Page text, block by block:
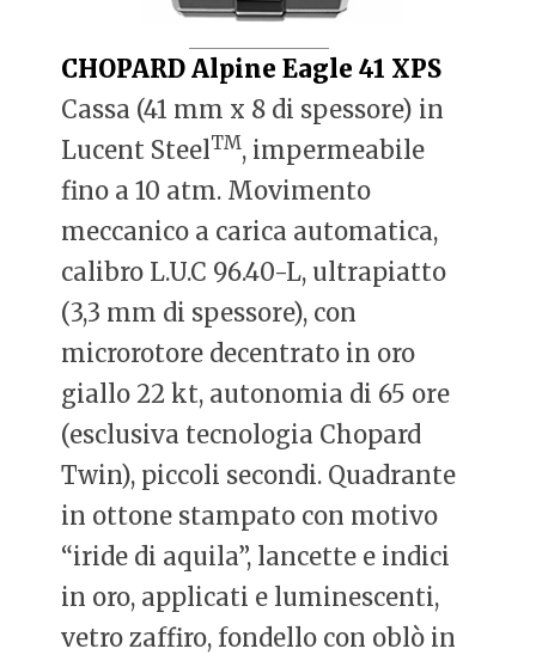
CHOPARD Alpine Eagle 41 XPS
Cassa (41 mm x 8 di spessore) in
Lucent Steel TM, impermeabile
fino a 10 atm. Movimento
meccanico a carica automatica,
calibro L.U.C 96.40-L, ultrapiatto
(3,3 mm di spessore), con
microrotore decentrato in oro
giallo 22 kt, autonomia di 65 ore
(esclusiva tecnologia Chopard
Twin), piccoli secondi. Quadrante
in ottone stampato con motivo
“iride di aquila”, lancette e indici
in oro, applicati e luminescenti,
vetro zaffiro, fondello con oblò in